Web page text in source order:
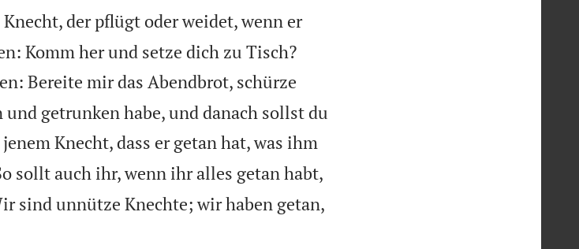
der pflügt oder weidet, wenn er
Komm her und setze dich zu Tisch?
Bereite mir das Abendbrot, schürze
getrunken habe, und danach sollst du
Knecht, dass er getan hat, was ihm
sollt auch ihr, wenn ihr alles getan habt,
sind unnütze Knechte; wir haben getan,